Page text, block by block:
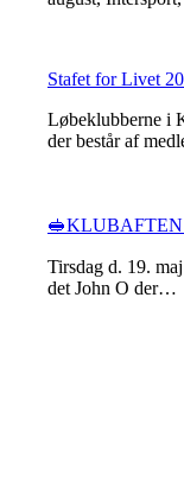
Stafet for Livet
Løbeklubberne i
der består af
🥪KLUBAFTEN
Tirsdag d. 19.
det John O der…